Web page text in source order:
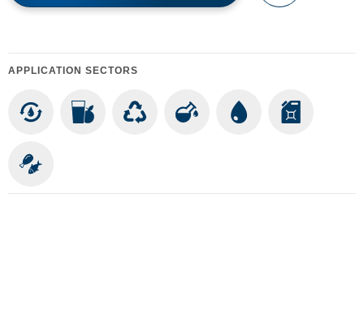
APPLICATION SECTORS